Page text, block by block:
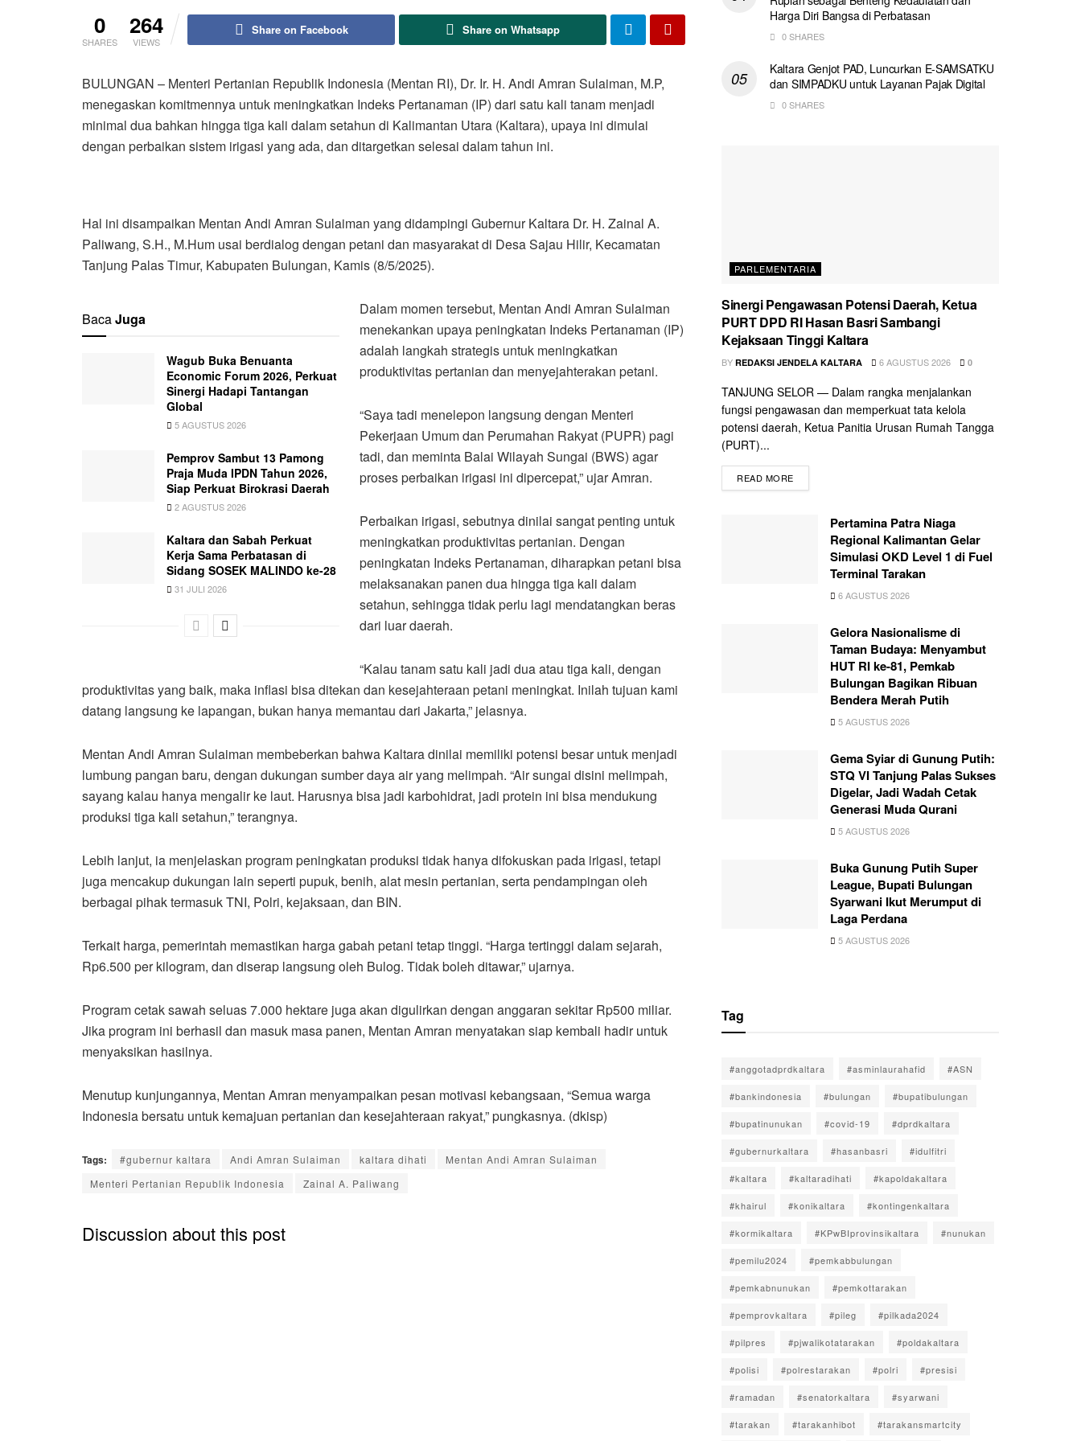
0
SHARES
264
VIEWS
Share on Facebook Share on Whatsapp
BULUNGAN – Menteri Pertanian Republik Indonesia (Mentan RI), Dr. Ir. H. Andi Amran Sulaiman, M.P,
menegaskan komitmennya untuk meningkatkan Indeks Pertanaman (IP) dari satu kali tanam menjadi
minimal dua bahkan hingga tiga kali dalam setahun di Kalimantan Utara (Kaltara), upaya ini dimulai
dengan perbaikan sistem irigasi yang ada, dan ditargetkan selesai dalam tahun ini.
Hal ini disampaikan Mentan Andi Amran Sulaiman yang didampingi Gubernur Kaltara Dr. H. Zainal A.
Paliwang, S.H., M.Hum usai berdialog dengan petani dan masyarakat di Desa Sajau Hilir, Kecamatan
Tanjung Palas Timur, Kabupaten Bulungan, Kamis (8/5/2025).
BacaJuga
Wagub Buka Benuanta
Economic Forum 2026, Perkuat
Sinergi Hadapi Tantangan
Global
5 AGUSTUS 2026
Pemprov Sambut 13 Pamong
Praja Muda IPDN Tahun 2026,
Siap Perkuat Birokrasi Daerah
2 AGUSTUS 2026
Kaltara dan Sabah Perkuat
Kerja Sama Perbatasan di
Sidang SOSEK MALINDO ke-28
31 JULI 2026
Dalam momen tersebut, Mentan Andi Amran Sulaiman
menekankan upaya peningkatan Indeks Pertanaman (IP)
adalah langkah strategis untuk meningkatkan
produktivitas pertanian dan menyejahterakan petani.
“Saya tadi menelepon langsung dengan Menteri
Pekerjaan Umum dan Perumahan Rakyat (PUPR) pagi
tadi, dan meminta Balai Wilayah Sungai (BWS) agar
proses perbaikan irigasi ini dipercepat,” ujar Amran.
Perbaikan irigasi, sebutnya dinilai sangat penting untuk
meningkatkan produktivitas pertanian. Dengan
peningkatan Indeks Pertanaman, diharapkan petani bisa
melaksanakan panen dua hingga tiga kali dalam
setahun, sehingga tidak perlu lagi mendatangkan beras
dari luar daerah.
“Kalau tanam satu kali jadi dua atau tiga kali, dengan
produktivitas yang baik, maka inflasi bisa ditekan dan kesejahteraan petani meningkat. Inilah tujuan kami
datang langsung ke lapangan, bukan hanya memantau dari Jakarta,” jelasnya.
Mentan Andi Amran Sulaiman membeberkan bahwa Kaltara dinilai memiliki potensi besar untuk menjadi
lumbung pangan baru, dengan dukungan sumber daya air yang melimpah. “Air sungai disini melimpah,
sayang kalau hanya mengalir ke laut. Harusnya bisa jadi karbohidrat, jadi protein ini bisa mendukung
produksi tiga kali setahun,” terangnya.
Lebih lanjut, ia menjelaskan program peningkatan produksi tidak hanya difokuskan pada irigasi, tetapi
juga mencakup dukungan lain seperti pupuk, benih, alat mesin pertanian, serta pendampingan oleh
berbagai pihak termasuk TNI, Polri, kejaksaan, dan BIN.
Terkait harga, pemerintah memastikan harga gabah petani tetap tinggi. “Harga tertinggi dalam sejarah,
Rp6.500 per kilogram, dan diserap langsung oleh Bulog. Tidak boleh ditawar,” ujarnya.
Program cetak sawah seluas 7.000 hektare juga akan digulirkan dengan anggaran sekitar Rp500 miliar.
Jika program ini berhasil dan masuk masa panen, Mentan Amran menyatakan siap kembali hadir untuk
menyaksikan hasilnya.
Menutup kunjungannya, Mentan Amran menyampaikan pesan motivasi kebangsaan, “Semua warga
Indonesia bersatu untuk kemajuan pertanian dan kesejahteraan rakyat,” pungkasnya. (dkisp)
Tags: #gubernur kaltara Andi Amran Sulaiman kaltara dihati
Mentan Andi Amran Sulaiman
Menteri Pertanian Republik Indonesia
Zainal A. Paliwang
Discussion about this post
Harga Diri Bangsa di Perbatasan
0 SHARES
Kaltara Genjot PAD, Luncurkan E-SAMSATKU
dan SIMPADKU untuk Layanan Pajak Digital
0 SHARES
PARLEMENTARIA
Sinergi Pengawasan Potensi Daerah, Ketua
PURT DPD RI Hasan Basri Sambangi
Kejaksaan Tinggi Kaltara
BY REDAKSI JENDELA KALTARA 6 AGUSTUS 2026 0
TANJUNG SELOR — Dalam rangka menjalankan
fungsi pengawasan dan memperkuat tata kelola
potensi daerah, Ketua Panitia Urusan Rumah Tangga
(PURT)...
READ MORE
Pertamina Patra Niaga
Regional Kalimantan Gelar
Simulasi OKD Level 1 di Fuel
Terminal Tarakan
6 AGUSTUS 2026
Gelora Nasionalisme di
Taman Budaya: Menyambut
HUT RI ke-81, Pemkab
Bulungan Bagikan Ribuan
Bendera Merah Putih
5 AGUSTUS 2026
Gema Syiar di Gunung Putih:
STQ VI Tanjung Palas Sukses
Digelar, Jadi Wadah Cetak
Generasi Muda Qurani
5 AGUSTUS 2026
Buka Gunung Putih Super
League, Bupati Bulungan
Syarwani Ikut Merumput di
Laga Perdana
5 AGUSTUS 2026
Tag
#anggotadprdkaltara #asminlaurahafid #ASN
#bankindonesia #bulungan #bupatibulungan
#bupatinunukan #covid-19 #dprdkaltara
#gubernurkaltara #hasanbasri #idulfitri
#kaltara #kaltaradihati #kapoldakaltara
#khairul #konikaltara #kontingenkaltara
#kormikaltara #KPwBIprovinsikaltara #nunukan
#pemilu2024 #pemkabbulungan
#pemkabnunukan #pemkottarakan
#pemprovkaltara #pileg #pilkada2024
#pilpres #pjwalikotatarakan #poldakaltara
#polisi #polrestarakan #polri #presisi
#ramadan #senatorkaltara #syarwani
#tarakan #tarakanhibot #tarakansmartcity